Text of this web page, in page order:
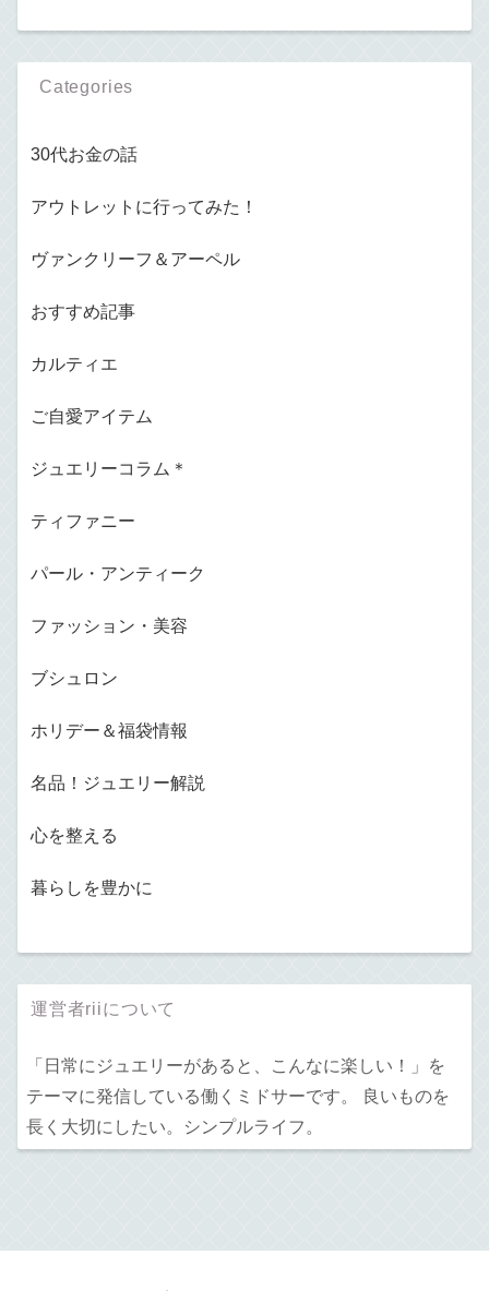
Categories
30代お金の話
アウトレットに行ってみた！
ヴァンクリーフ＆アーペル
おすすめ記事
カルティエ
ご自愛アイテム
ジュエリーコラム＊
ティファニー
パール・アンティーク
ファッション・美容
ブシュロン
ホリデー＆福袋情報
名品！ジュエリー解説
心を整える
暮らしを豊かに
運営者riiについて
「日常にジュエリーがあると、こんなに楽しい！」を
テーマに発信している働くミドサーです。 良いものを
長く大切にしたい。シンプルライフ。